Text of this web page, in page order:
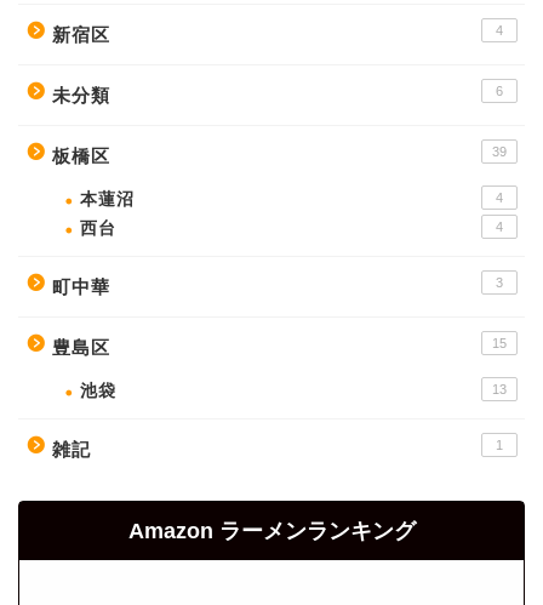
新宿区 4
未分類 6
板橋区 39
本蓮沼 4
西台 4
町中華 3
豊島区 15
池袋 13
雑記 1
Amazon ラーメンランキング